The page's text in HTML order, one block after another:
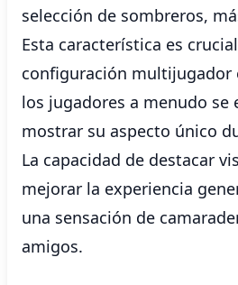
selección de sombreros,
Esta característica es
configuración multijugador
los jugadores a menudo se
mostrar su aspecto único
La capacidad de destacar
mejorar la experiencia
una sensación de
amigos.